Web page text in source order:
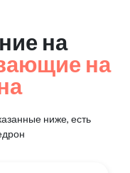
на
на
ниже, есть